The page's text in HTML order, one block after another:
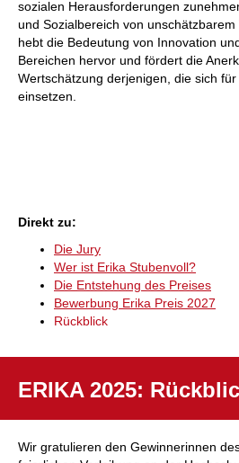
sozialen Herausforderungen
und Sozialbereich von unschätzbarem
hebt die Bedeutung von Innovation
Bereichen hervor und fördert die
Wertschätzung derjenigen, die sich
einsetzen.
Direkt zu:
Die Jury
Wer ist Erika Stubenvoll?
Die Entstehung des Preises
Bewerbung Erika Preis 2027
Rückblick
ERIKA 2025:
Wir gratulieren den Gewinnerinnen